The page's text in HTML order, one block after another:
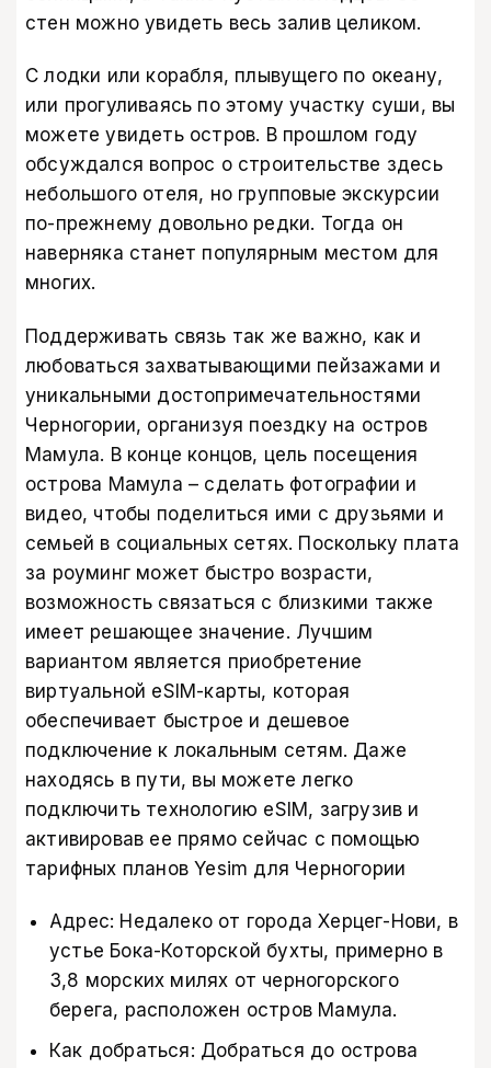
стен можно увидеть весь залив целиком.
С лодки или корабля, плывущего по океану,
или прогуливаясь по этому участку суши, вы
можете увидеть остров. В прошлом году
обсуждался вопрос о строительстве здесь
небольшого отеля, но групповые экскурсии
по-прежнему довольно редки. Тогда он
наверняка станет популярным местом для
многих.
Поддерживать связь так же важно, как и
любоваться захватывающими пейзажами и
уникальными достопримечательностями
Черногории, организуя поездку на остров
Мамула. В конце концов, цель посещения
острова Мамула – сделать фотографии и
видео, чтобы поделиться ими с друзьями и
семьей в социальных сетях. Поскольку плата
за роуминг может быстро возрасти,
возможность связаться с близкими также
имеет решающее значение. Лучшим
вариантом является приобретение
виртуальной eSIM-карты, которая
обеспечивает быстрое и дешевое
подключение к локальным сетям. Даже
находясь в пути, вы можете легко
подключить технологию eSIM, загрузив и
активировав ее прямо сейчас с помощью
тарифных планов Yesim для Черногории
Адрес: Недалеко от города Херцег-Нови, в
устье Бока-Которской бухты, примерно в
3,8 морских милях от черногорского
берега, расположен остров Мамула.
Как добраться: Добраться до острова